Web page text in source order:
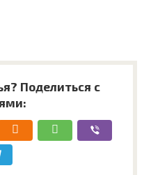
Поделиться с